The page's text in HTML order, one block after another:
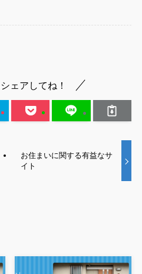
ェアしてね！
お住まいに関する有益なサ
イト